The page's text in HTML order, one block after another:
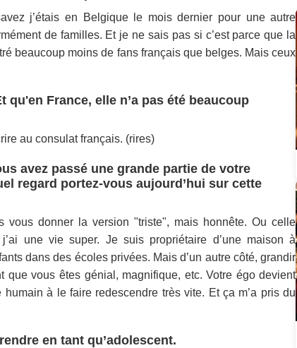
j’étais en Belgique le mois dernier pour une autre
de familles. Et je ne sais pas si c’est parce que la
beaucoup moins de fans français que belges. Mais ceux
qu'en France, elle n’a pas été beaucoup
au consulat français. (rires)
avez passé une grande partie de votre
regard portez-vous aujourd’hui sur cette
vous donner la version "triste", mais honnête. Ou celle
une vie super. Je suis propriétaire d’une maison à
dans des écoles privées. Mais d’un autre côté, grandir
vous êtes génial, magnifique, etc. Votre égo devient
à le faire redescendre très vite. Et ça m’a pris du
en tant qu’adolescent.